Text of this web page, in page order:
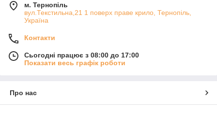
м. Тернопіль
вул.Текстильна,21 1 поверх праве крило, Тернопіль,
Україна
Контакти
Сьогодні працює з 08:00 до 17:00
Показати весь графік роботи
Про нас